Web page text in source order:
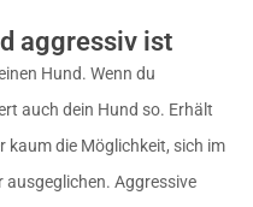
aggressiv ist
Hund. Wenn du
auch dein Hund so. Erhält
kaum die Möglichkeit, sich im
ausgeglichen. Aggressive